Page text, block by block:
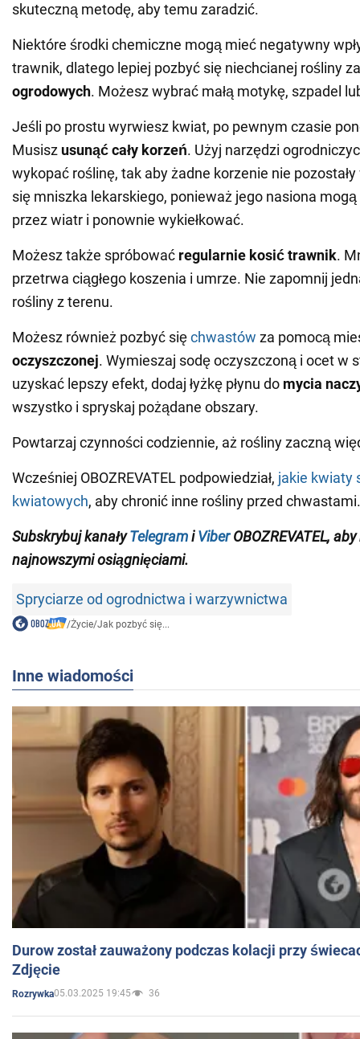
skuteczną metodę, aby temu zaradzić.
Niektóre środki chemiczne mogą mieć negatywny
trawnik, dlatego lepiej pozbyć się niechcianej rośliny
ogrodowych. Możesz wybrać małą motykę, szpadel
Jeśli po prostu wyrwiesz kwiat, po pewnym czasie
Musisz usunąć cały korzeń. Użyj narzędzi
wykopać roślinę, tak aby żadne korzenie nie
się mniszka lekarskiego, ponieważ jego nasiona
przez wiatr i ponownie wykiełkować.
Możesz także spróbować regularnie kosić trawnik.
przetrwa ciągłego koszenia i umrze. Nie zapomnij
rośliny z terenu.
Możesz również pozbyć sięchwastów za pomocą
oczyszczonej. Wymieszaj sodę oczyszczoną i ocet w
uzyskać lepszy efekt, dodaj łyżkę płynu do mycia
wszystko i spryskaj pożądane obszary.
Powtarzaj czynności codziennie, aż rośliny zaczną
Wcześniej OBOZREVATEL podpowiedział, jakie kwiaty
kwiatowych, aby chronić inne rośliny przed chwastami.
Subskrybuj kanałyTelegramiViber OBOZREVATEL,
najnowszymi osiągnięciami.
Spryciarze od ogrodnictwa i warzywnictwa
/Życie/Jak pozbyć się...
Inne wiadomości
Durow został zauważony podczas kolacji przy
Zdjęcie
Rozrywka05.03.2025 19:45 36